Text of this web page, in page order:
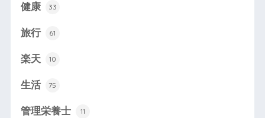
健康 33
旅行 61
楽天 10
生活 75
管理栄養士 11